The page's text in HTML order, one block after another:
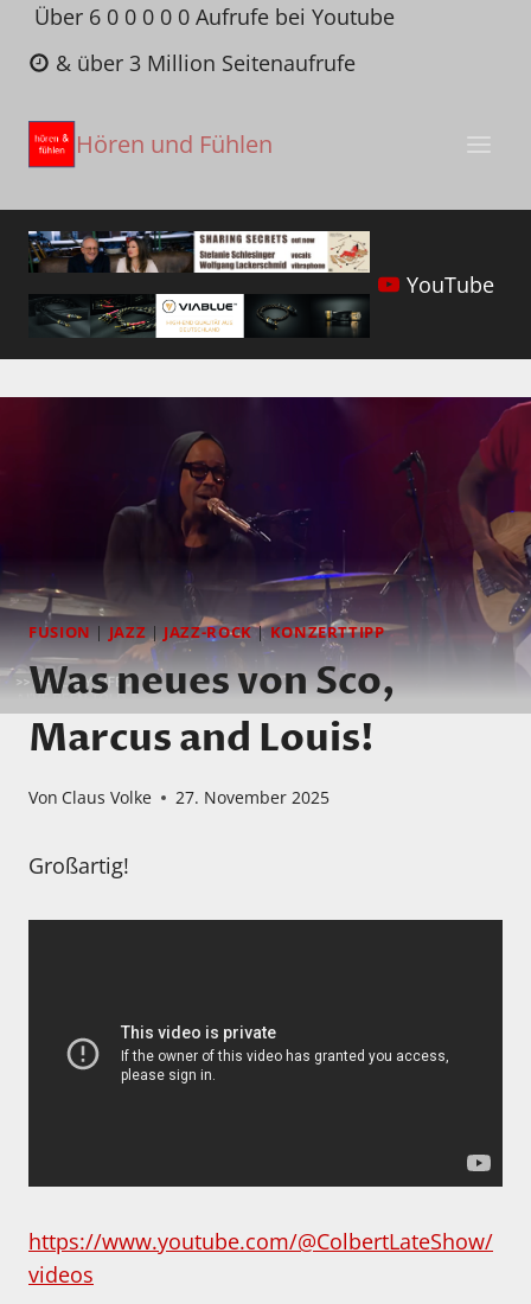
Zum
Inhalt
springen
Über 6 0 0 0 0 0 Aufrufe bei Youtube
& über 3 Million Seitenaufrufe
Hören und Fühlen
YouTube
FUSION | JAZZ| JAZZ-ROCK|KONZERTTIPP
Was neues von Sco,
Marcus and Louis!
Von Claus Volke 27. November 2025
Großartig!
https://www.youtube.com/@ColbertLateShow/
videos